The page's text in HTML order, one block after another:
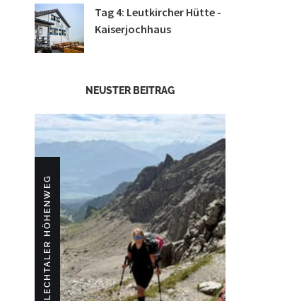
Tag 4: Leutkircher Hütte -
Kaiserjochhaus
NEUSTER BEITRAG
LECHTALER HÖHENWEG